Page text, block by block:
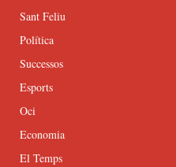
Sant Feliu
Política
Successos
Esports
Oci
Economia
El Temps